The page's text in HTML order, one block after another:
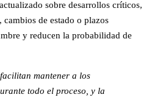
sobre desarrollos críticos,
de estado o plazos
y reducen la probabilidad de
mantener a los
todo el proceso, y la